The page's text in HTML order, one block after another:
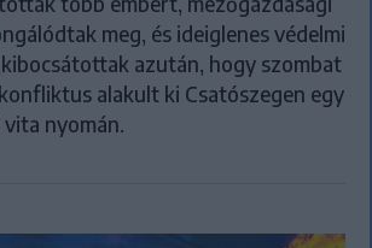
meg, és ideiglenes védelmi
azután, hogy szombat
alakult ki Csatószegen egy
nyomán.